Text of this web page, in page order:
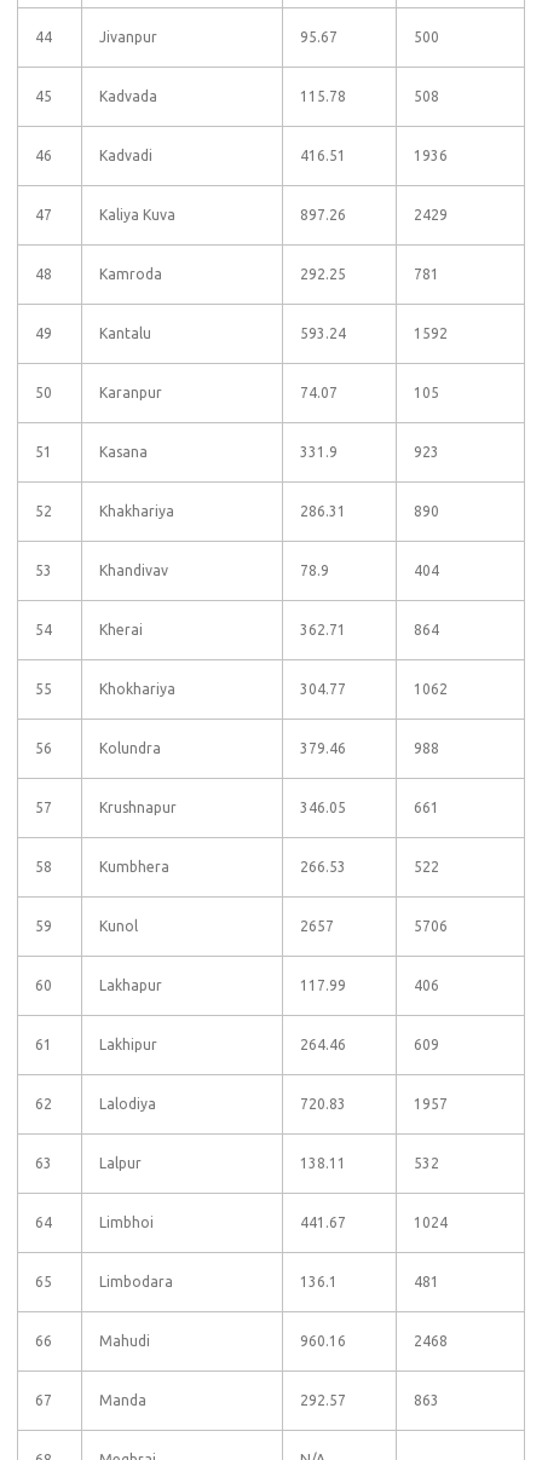
44 Jivanpur 95.67 500
45 Kadvada 115.78 508
46 Kadvadi 416.51 1936
47 Kaliya Kuva 897.26 2429
48 Kamroda 292.25 781
49 Kantalu 593.24 1592
50 Karanpur 74.07 105
51 Kasana 331.9 923
52 Khakhariya 286.31 890
53 Khandivav 78.9 404
54 Kherai 362.71 864
55 Khokhariya 304.77 1062
56 Kolundra 379.46 988
57 Krushnapur 346.05 661
58 Kumbhera 266.53 522
59 Kunol 2657 5706
60 Lakhapur 117.99 406
61 Lakhipur 264.46 609
62 Lalodiya 720.83 1957
63 Lalpur 138.11 532
64 Limbhoi 441.67 1024
65 Limbodara 136.1 481
66 Mahudi 960.16 2468
67 Manda 292.57 863